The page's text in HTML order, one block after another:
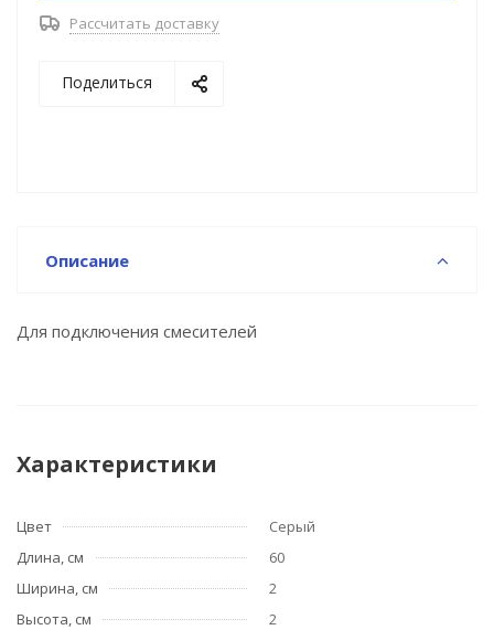
Рассчитать доставку
Поделиться
Описание
Для подключения смесителей
Характеристики
Цвет
Серый
Длина, см
60
Ширина, см
2
Высота, см
2